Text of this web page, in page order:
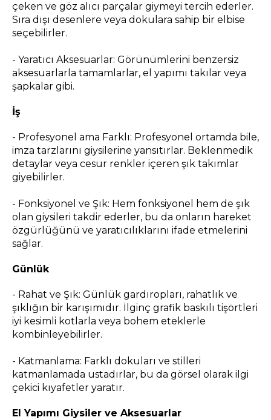
çeken ve göz alıcı parçalar giymeyi tercih ederler.
Sıra dışı desenlere veya dokulara sahip bir elbise
seçebilirler.
- Yaratıcı Aksesuarlar: Görünümlerini benzersiz
aksesuarlarla tamamlarlar, el yapımı takılar veya
şapkalar gibi.
İş
- Profesyonel ama Farklı: Profesyonel ortamda bile,
imza tarzlarını giysilerine yansıtırlar. Beklenmedik
detaylar veya cesur renkler içeren şık takımlar
giyebilirler.
- Fonksiyonel ve Şık: Hem fonksiyonel hem de şık
olan giysileri takdir ederler, bu da onların hareket
özgürlüğünü ve yaratıcılıklarını ifade etmelerini
sağlar.
Günlük
- Rahat ve Şık: Günlük gardıropları, rahatlık ve
şıklığın bir karışımıdır. İlginç grafik baskılı tişörtleri
iyi kesimli kotlarla veya bohem eteklerle
kombinleyebilirler.
- Katmanlama: Farklı dokuları ve stilleri
katmanlamada ustadırlar, bu da görsel olarak ilgi
çekici kıyafetler yaratır.
El Yapımı Giysiler ve Aksesuarlar